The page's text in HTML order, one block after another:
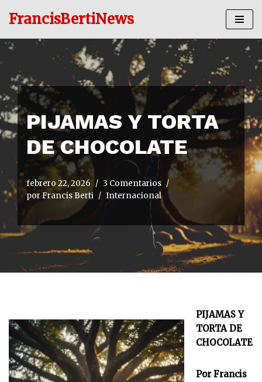
al
contenido
FrancisBertiNews
PIJAMAS Y TORTA
DE CHOCOLATE
febrero 22, 2026
3 Comentarios
por Francis Berti Internacional
PIJAMAS Y
TORTA DE
CHOCOLATE
Por Francis